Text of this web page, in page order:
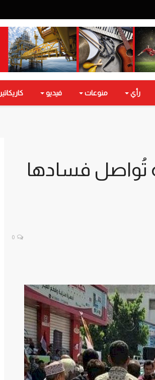
رأي منوعات فيديو كاريكاتير
تُواصل فسادها
0